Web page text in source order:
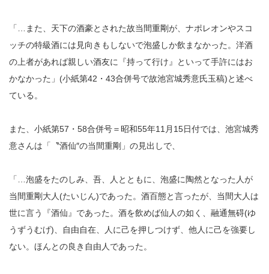
「…また、天下の酒豪とされた故当間重剛が、ナポレオンやスコ
ッチの特級酒には見向きもしないで泡盛しか飲まなかった。洋酒
の上者があれば親しい酒友に『持って行け』といって手許にはお
かなかった」(小紙第42・43合併号で故池宮城秀意氏玉稿)と述べ
ている。
また、小紙第57・58合併号＝昭和55年11月15日付では、池宮城秀
意さんは「〝酒仙″の当間重剛」の見出しで、
「…泡盛をたのしみ、吾、人とともに、泡盛に陶然となった人が
当間重剛大人(たいじん)であった。酒百態と言ったが、当間大人は
世に言う『酒仙』であった。酒を飲めば仙人の如く、融通無碍(ゆ
うずうむげ)、自由自在、人に己を押しつけず、他人に己を強要し
ない。ほんとの良き自由人であった。